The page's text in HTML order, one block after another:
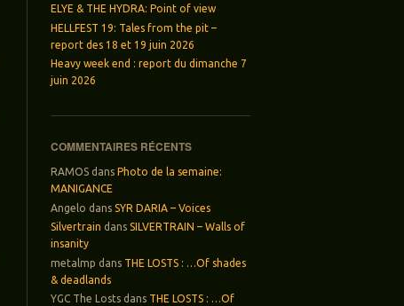
ELYE & THE HYDRA: Point of view
HELLFEST 19: Tales from the pit –
report des 18 et 19 juin 2026
Heavy week end : report du dimanche 7
juin 2026
COMMENTAIRES RÉCENTS
RAMOS dans Photo de la semaine:
MANIGANCE
Angelo dansSYR DARIA – Voices
Silvertrain dansSILVERTRAIN – Walls of
insanity
metalmp dans THE LOSTS : …Of shades
& deadlands
YGC The Losts dans THE LOSTS : …Of